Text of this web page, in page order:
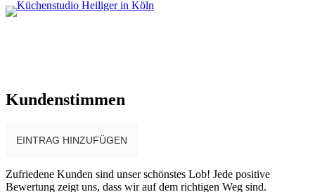
Kundenstimmen
EINTRAG HINZUFÜGEN
Zufriedene Kunden sind unser schönstes Lob! Jede positive
Bewertung zeigt uns, dass wir auf dem richtigen Weg sind.